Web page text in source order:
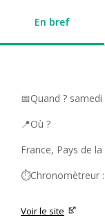
En bref
📅Quand ?
📍Où ?
France, Pays de
⏱️Chronomètreur :
Voir le site